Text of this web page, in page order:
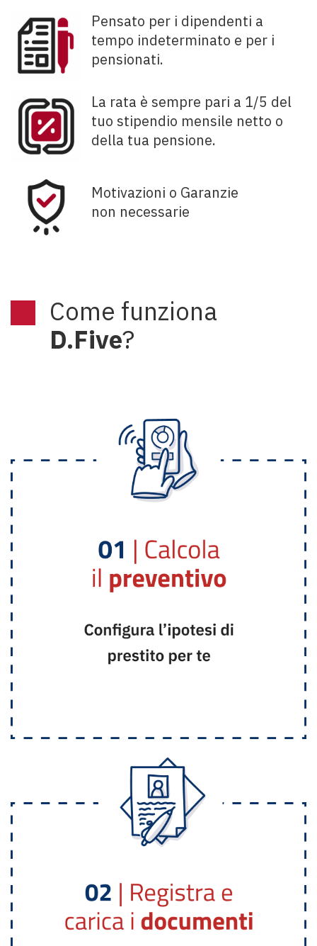
Pensato per i dipendenti a
tempo indeterminato e per i
pensionati.
La rata è sempre pari a 1/5 del
tuo stipendio mensile netto o
della tua pensione.
Motivazioni o Garanzie
non necessarie
Come funziona
D.Five?